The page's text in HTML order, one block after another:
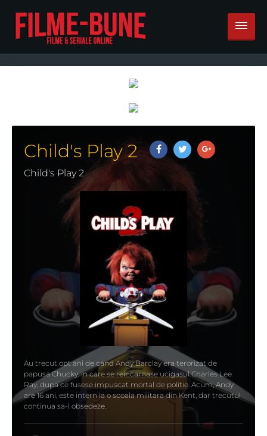
Child's Play 2
Child's Play 2
Au trecut opt ani de cand Andy Barclay era terorizat de
papusa Chucky, in care se reincarnase ucigasul Charles Lee
Ray, dupa ce fusese impuscat mortal de politie. Acum, Andy
are 16 ani, este intern la o scoala militara din Kent, dar trecutul
continua sa-l obsedeze.